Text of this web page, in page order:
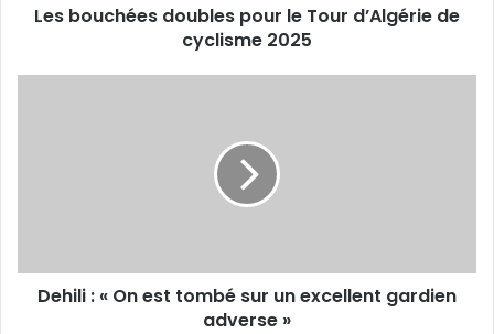
2025
Les bouchées doubles pour le Tour d’Algérie de
cyclisme 2025
excellent
gardien
Dehili : « On est tombé sur un excellent gardien
adverse »